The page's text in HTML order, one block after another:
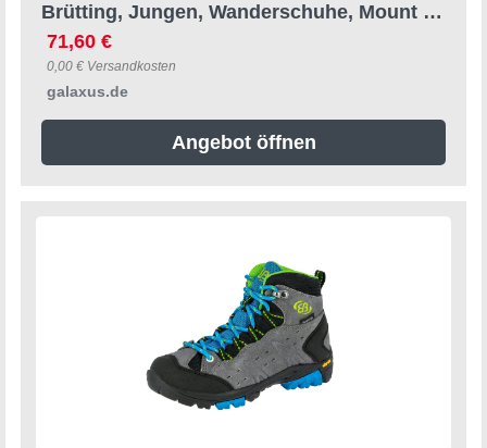
Brütting, Jungen, Wanderschuhe, Mount Bona High Kids (40), Grau
71,60 €
0,00 € Versandkosten
galaxus.de
Angebot öffnen